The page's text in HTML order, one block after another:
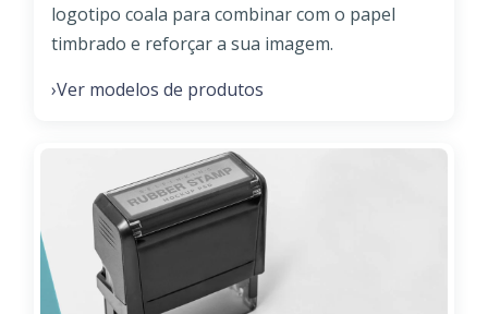
logotipo coala para combinar com o papel
timbrado e reforçar a sua imagem.
›Ver modelos de produtos